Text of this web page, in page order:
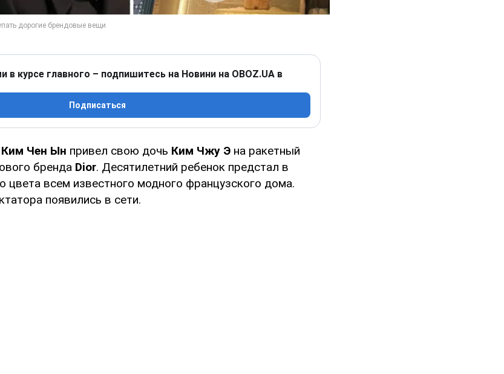
в курсе главного – подпишитесь на Новини на OBOZ.UA в
Подписаться
Ким Чен Ын привел свою дочь Ким Чжу Э на ракетный
бренда Dior. Десятилетний ребенок предстал в
цвета всем известного модного французского дома.
появились в сети.